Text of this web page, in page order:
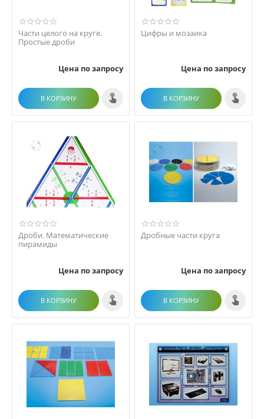
Части целого на круге.
Простые дроби
Цена по запросу
В КОРЗИНУ
Цифры и мозаика
Цена по запросу
В КОРЗИНУ
Дроби. Математические
пирамиды
Цена по запросу
В КОРЗИНУ
Дробные части круга
Цена по запросу
В КОРЗИНУ